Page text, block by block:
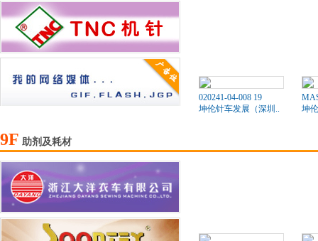
020241-04-008 19
坤伦针车发展（深圳..
坤
9F 助剂及耗材